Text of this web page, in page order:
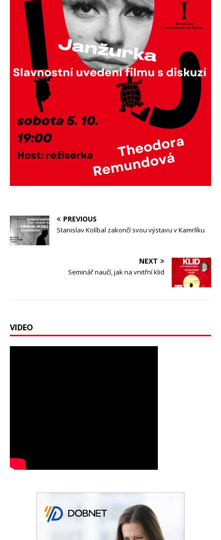
PREVIOUS
Stanislav Kolíbal zakončí svou výstavu v Kamrlíku
NEXT
Seminář naučí, jak na vnitřní klid
VIDEO